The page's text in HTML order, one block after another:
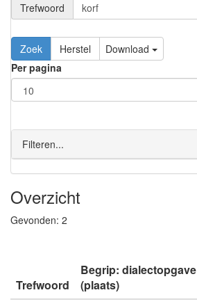
Trefwoord
Download
Per pagina
Filteren...
Overzicht
Gevonden: 2
Trefwoord
Begrip: dialectopgave
(plaats)